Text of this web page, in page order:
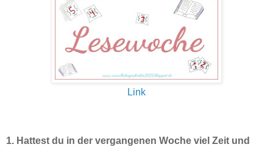
Link
1. Hattest du in der vergangenen Woche viel Zeit und